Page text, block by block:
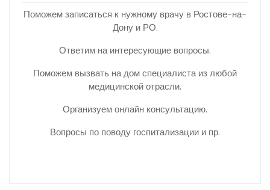
Поможем записаться к нужному врачу в Ростове-на-
Дону и РО.
Ответим на интересующие вопросы.
Поможем вызвать на дом специалиста из любой
медицинской отрасли.
Организуем онлайн консультацию.
Вопросы по поводу госпитализации и пр.